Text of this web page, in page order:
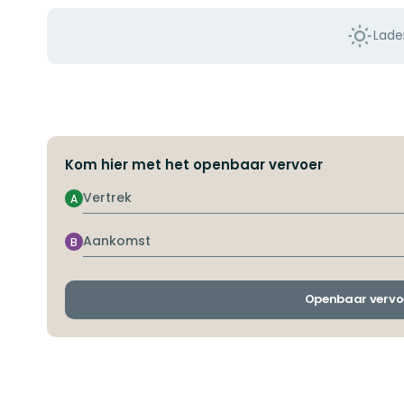
Kom hier met het openbaar vervoer
Vertrek
A
Aankomst
B
Openbaar